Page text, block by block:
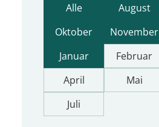
Alle August
Oktober
November
Januar
Februar
April
Mai
Juli